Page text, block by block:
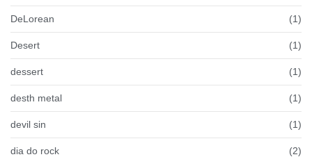
DeLorean (1)
Desert (1)
dessert (1)
desth metal (1)
devil sin (1)
dia do rock (2)